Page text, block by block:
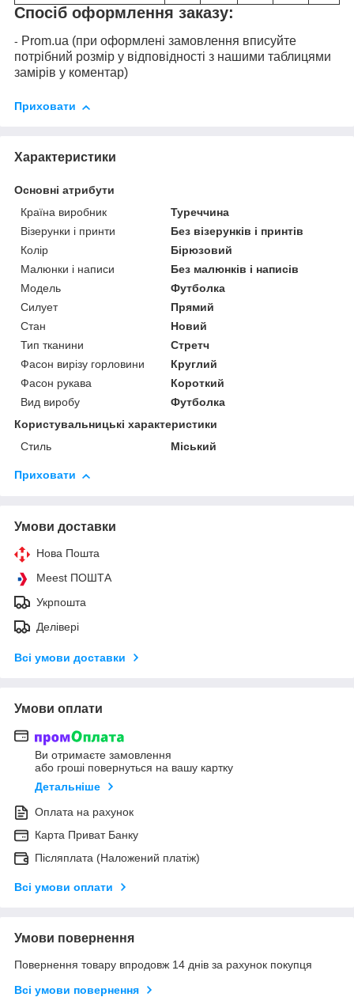
Спосіб оформлення заказу:
- Prom.ua (при оформлені замовлення вписуйте
потрібний розмір у відповідності з нашими таблицями
замірів у коментар)
Приховати
Характеристики
Основні атрибути
Країна виробник
Туреччина
Візерунки і принти
Без візерунків і принтів
Колір
Бірюзовий
Малюнки і написи
Без малюнків і написів
Модель
Футболка
Силует
Прямий
Стан
Новий
Тип тканини
Стретч
Фасон вирізу горловини
Круглий
Фасон рукава
Короткий
Вид виробу
Футболка
Користувальницькі характеристики
Стиль
Міський
Приховати
Умови доставки
Нова Пошта
Meest ПОШТА
Укрпошта
Делівері
Всі умови доставки
Умови оплати
Ви отримаєте замовлення
або гроші повернуться на вашу картку
Детальніше
Оплата на рахунок
Карта Приват Банку
Післяплата (Наложений платіж)
Всі умови оплати
Умови повернення
Повернення товару впродовж 14 днів за рахунок покупця
Всі умови повернення